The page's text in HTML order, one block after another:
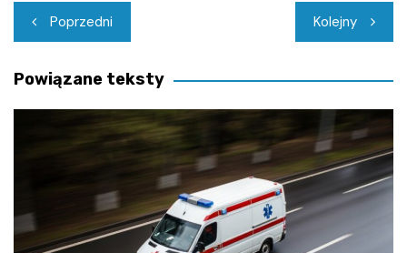
Nawigacja
wpisu
Poprzedni Kolejny
Powiązane teksty